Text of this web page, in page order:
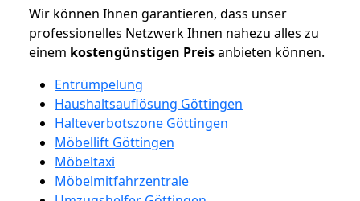
Wir können Ihnen garantieren, dass unser
professionelles Netzwerk Ihnen nahezu alles zu
einem kostengünstigen Preisanbieten können.
Entrümpelung
Haushaltsauflösung Göttingen
Halteverbotszone Göttingen
Möbellift Göttingen
Möbeltaxi
Möbelmitfahrzentrale